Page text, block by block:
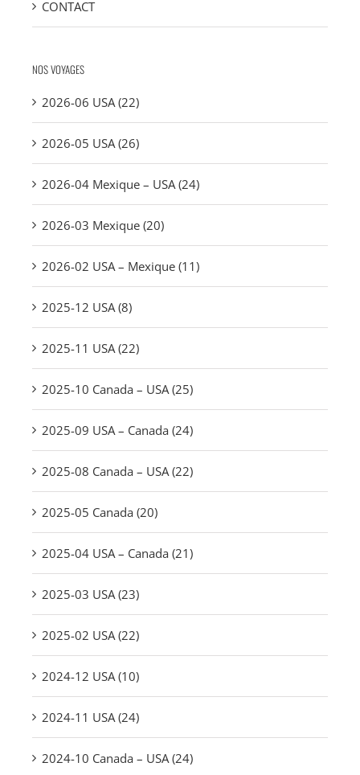
CONTACT
NOS VOYAGES
2026-06 USA (22)
2026-05 USA (26)
2026-04 Mexique – USA (24)
2026-03 Mexique (20)
2026-02 USA – Mexique (11)
2025-12 USA (8)
2025-11 USA (22)
2025-10 Canada – USA (25)
2025-09 USA – Canada (24)
2025-08 Canada – USA (22)
2025-05 Canada (20)
2025-04 USA – Canada (21)
2025-03 USA (23)
2025-02 USA (22)
2024-12 USA (10)
2024-11 USA (24)
2024-10 Canada – USA (24)